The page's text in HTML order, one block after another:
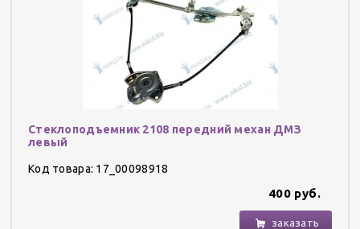
Стеклоподъемник 2108 передний механ ДМЗ
левый
Код товара: 17_00098918
400 руб.
заказать